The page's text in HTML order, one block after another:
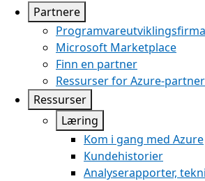
Partnere
Microsoft Marketplace
Finn en partner
Ressurser for Azure-
Ressurser
Læring
Kom i gang med Azure
Kundehistorier
Analyserapporter,